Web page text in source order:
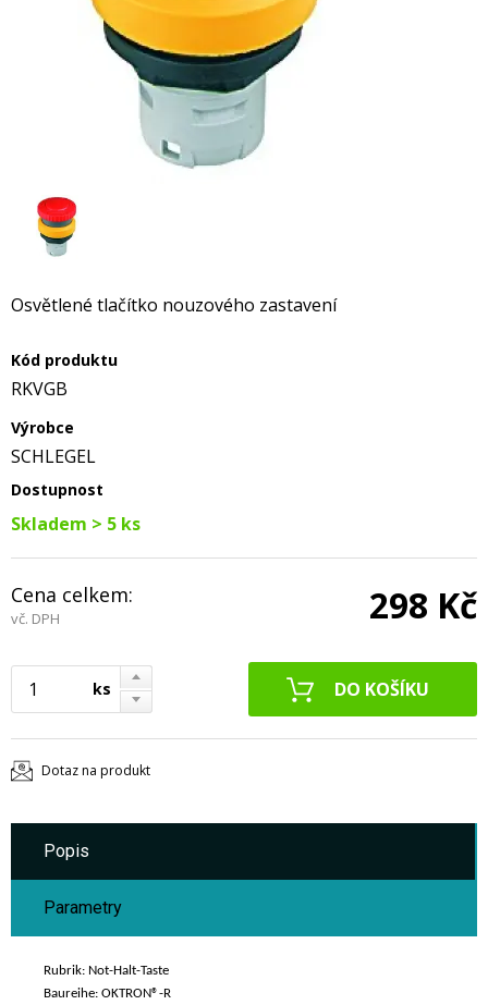
Osvětlené tlačítko nouzového zastavení
Kód produktu
RKVGB
Výrobce
SCHLEGEL
Dostupnost
Skladem > 5 ks
Cena celkem:
vč. DPH 298 Kč
ks
Dotaz na produkt
Popis
Parametry
Rubrik: Not-Halt-Taste
Baureihe: OKTRON®-R